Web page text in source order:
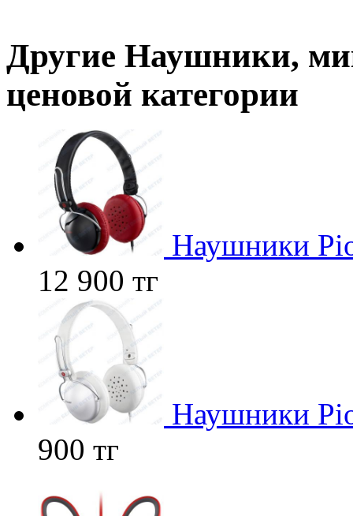
Другие Наушники,
ценовой категории
Наушники
12 900 тг
Наушники
900 тг